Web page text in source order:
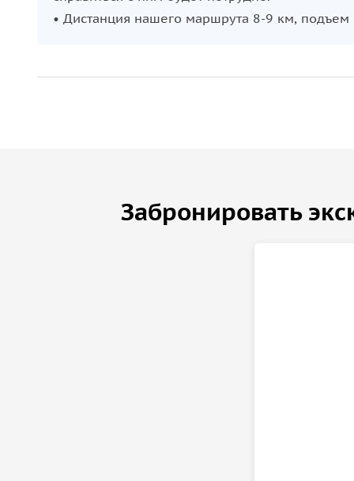
• Дистанция нашего маршрута 8-9 км, подъем
Забронировать